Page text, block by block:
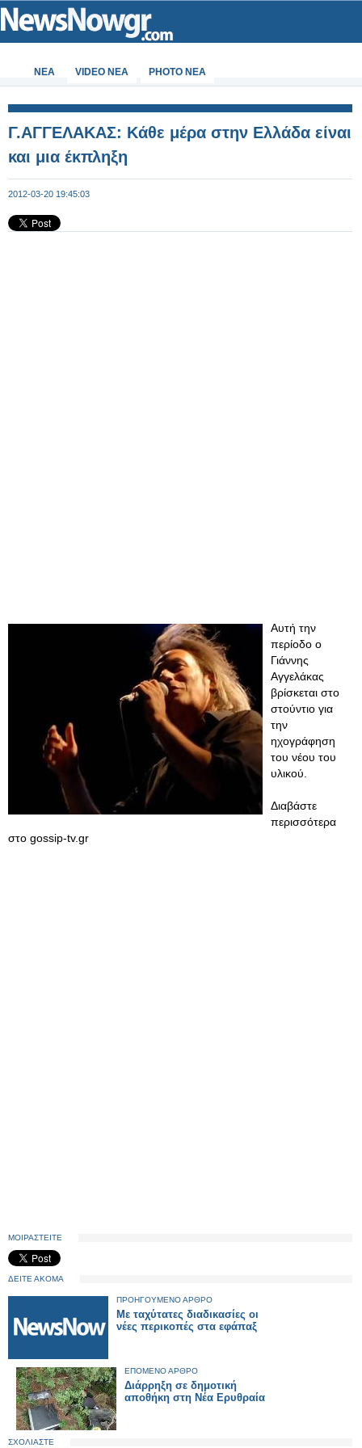
ΝΕΑ VIDEO NEA PHOTO NEA
Γ.ΑΓΓΕΛΑΚΑΣ: Κάθε μέρα στην Ελλάδα είναι
και μια έκπληξη
2012-03-20 19:45:03
Αυτή την
περίοδο ο
Γιάννης
Αγγελάκας
βρίσκεται στο
στούντιο για
την
ηχογράφηση
του νέου του
υλικού.
Διαβάστε
περισσότερα
στο gossip-tv.gr
ΜΟΙΡΑΣΤΕΙΤΕ
ΔΕΙΤΕ ΑΚΟΜΑ
ΠΡΟΗΓΟΥΜΕΝΟ ΑΡΘΡΟ
Με ταχύτατες διαδικασίες οι
νέες περικοπές στα εφάπαξ
ΕΠΟΜΕΝΟ ΑΡΘΡΟ
Διάρρηξη σε δημοτική
αποθήκη στη Νέα Ερυθραία
ΣΧΟΛΙΑΣΤΕ